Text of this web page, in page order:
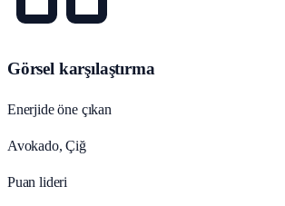
Görsel karşılaştırma
Enerjide öne çıkan
Avokado, Çiğ
Puan lideri